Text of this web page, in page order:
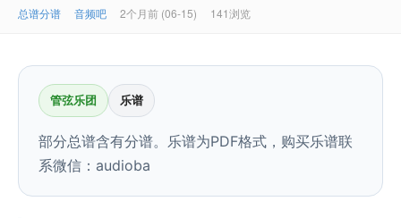
总谱分谱 音频吧 2个月前 (06-15) 141浏览
管弦乐团 乐谱
部分总谱含有分谱。乐谱为PDF格式，购买乐谱联
系微信：audioba